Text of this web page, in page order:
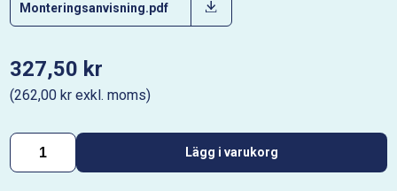
Monteringsanvisning.pdf
327,50 kr
(262,00 kr exkl. moms)
Lägg i varukorg